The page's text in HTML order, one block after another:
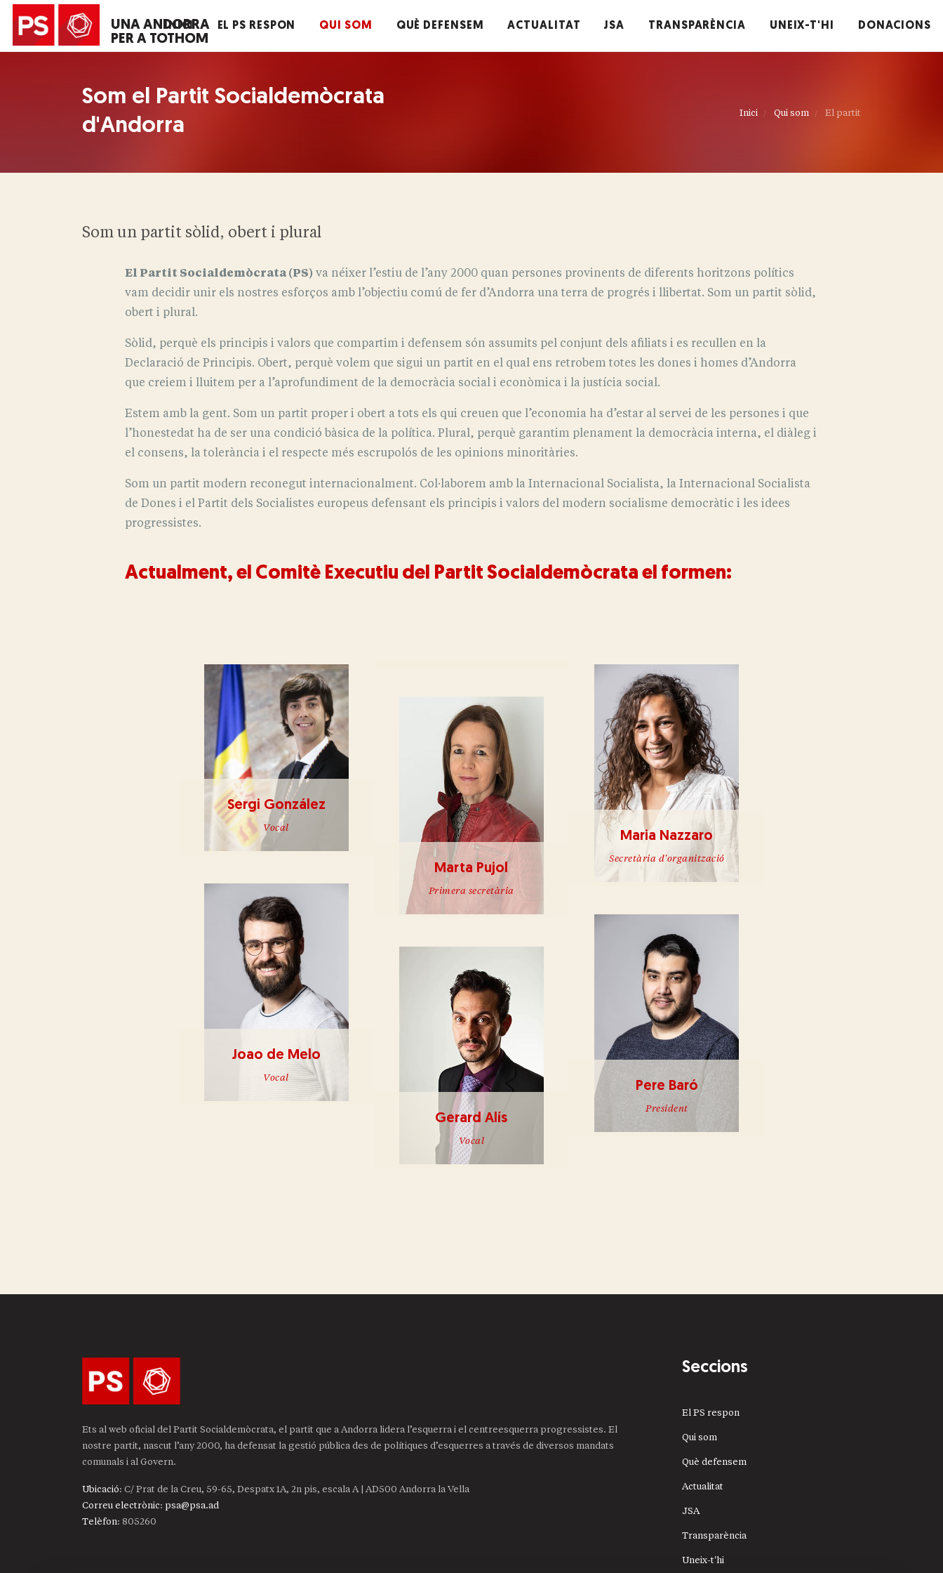
UNA ANDORRA
PER A TOTHOM
INICI EL PS RESPON QUI SOM QUÈ DEFENSEM ACTUALITAT JSA TRANSPARÈNCIA UNEIX-T'HI DONACIONS
Som el Partit Socialdemòcrata
d'Andorra
Inici Qui som El partit
Som un partit sòlid, obert i plural
El Partit Socialdemòcrata (PS) va néixer l’estiu de l’any 2000 quan persones provinents de diferents horitzons polítics
vam decidir unir els nostres esforços amb l’objectiu comú de fer d’Andorra una terra de progrés i llibertat. Som un partit sòlid,
obert i plural.
Sòlid, perquè els principis i valors que compartim i defensem són assumits pel conjunt dels afiliats i es recullen en la
Declaració de Principis. Obert, perquè volem que sigui un partit en el qual ens retrobem totes les dones i homes d’Andorra
que creiem i lluitem per a l’aprofundiment de la democràcia social i econòmica i la justícia social.
Estem amb la gent. Som un partit proper i obert a tots els qui creuen que l’economia ha d’estar al servei de les persones i que
l’honestedat ha de ser una condició bàsica de la política. Plural, perquè garantim plenament la democràcia interna, el diàleg i
el consens, la tolerància i el respecte més escrupolós de les opinions minoritàries.
Som un partit modern reconegut internacionalment. Col·laborem amb la Internacional Socialista, la Internacional Socialista
de Dones i el Partit dels Socialistes europeus defensant els principis i valors del modern socialisme democràtic i les idees
progressistes.
Actualment, el Comitè Executiu del Partit Socialdemòcrata el formen:
Sergi González
Vocal
Maria Nazzaro
Secretària d'organització
Marta Pujol
Primera secretària
Joao de Melo
Vocal
Pere Baró
President
Gerard Alís
Vocal
Ets al web oficial del Partit Socialdemòcrata, el partit que a Andorra lidera l’esquerra i el centreesquerra progressistes. El
nostre partit, nascut l’any 2000, ha defensat la gestió pública des de polítiques d’esquerres a través de diversos mandats
comunals i al Govern.
Ubicació: C/ Prat de la Creu, 59-65, Despatx 1A, 2n pis, escala A | AD500 Andorra la Vella
Correu electrònic: psa@psa.ad
Telèfon: 805260
Seccions
El PS respon
Qui som
Què defensem
Actualitat
JSA
Transparència
Uneix-t'hi